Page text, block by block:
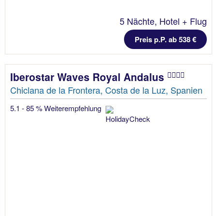
5 Nächte, Hotel + Flug
Preis p.P. ab 538 €
Iberostar Waves Royal Andalus
Chiclana de la Frontera, Costa de la Luz, Spanien
5.1 - 85 % Weiterempfehlung